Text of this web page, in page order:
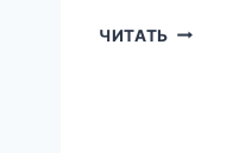
ЧИТАТЬ ЁЛКИН